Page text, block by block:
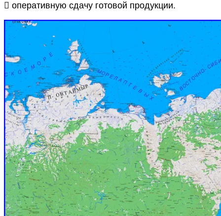
 оперативную сдачу готовой продукции.